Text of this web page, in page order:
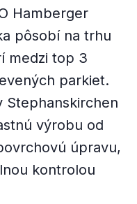
Hamberger
pôsobí na trhu
medzi top 3
parkiet.
Stephanskirchen
výrobu od
úpravu,
kontrolou